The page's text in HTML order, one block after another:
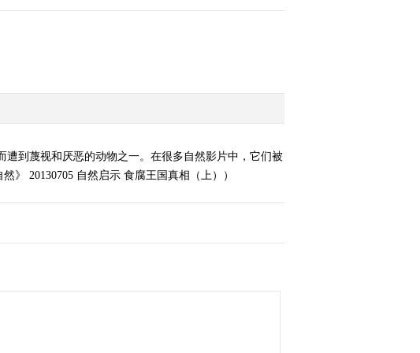
到蔑视和厌恶的动物之一。在很多自然影片中，它们被
》 20130705 自然启示 食腐王国真相（上））